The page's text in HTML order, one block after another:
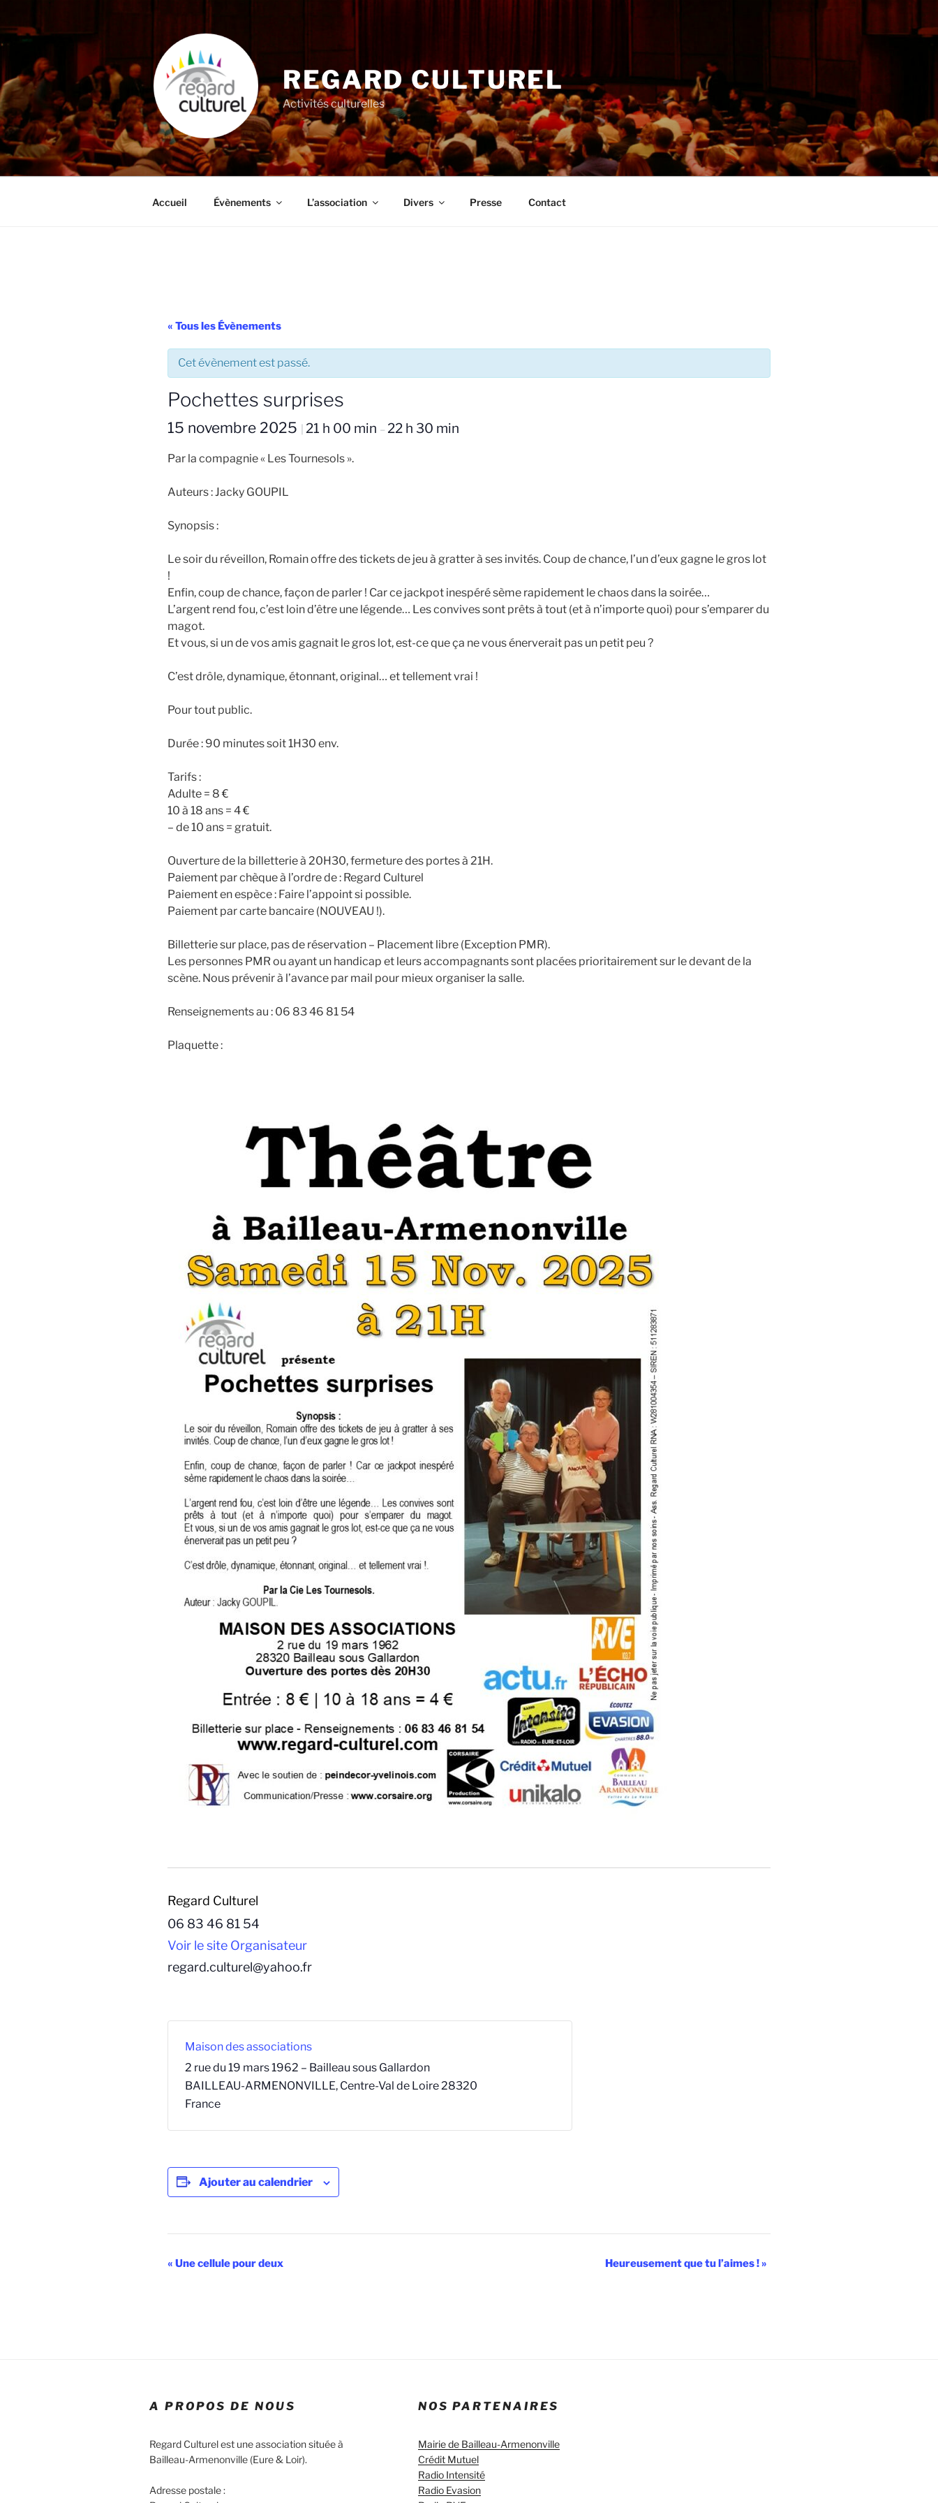
au
contenu
principal
REGARD CULTUREL
Activités culturelles
Accueil Évènements L’association Divers Presse Contact
« Tous les Évènements
Cet évènement est passé.
Pochettes surprises
15 novembre 2025 21 h 00 min – 22 h 30 min
Par la compagnie « Les Tournesols ».
Auteurs : Jacky GOUPIL
Synopsis :
Le soir du réveillon, Romain offre des tickets de jeu à gratter à ses invités. Coup de chance, l’un d’eux gagne le gros lot
!
Enfin, coup de chance, façon de parler ! Car ce jackpot inespéré sème rapidement le chaos dans la soirée…
L’argent rend fou, c’est loin d’être une légende… Les convives sont prêts à tout (et à n’importe quoi) pour s’emparer du
magot.
Et vous, si un de vos amis gagnait le gros lot, est-ce que ça ne vous énerverait pas un petit peu ?
C’est drôle, dynamique, étonnant, original… et tellement vrai !
Pour tout public.
Durée : 90 minutes soit 1H30 env.
Tarifs :
Adulte = 8 €
10 à 18 ans = 4 €
– de 10 ans = gratuit.
Ouverture de la billetterie à 20H30, fermeture des portes à 21H.
Paiement par chèque à l’ordre de : Regard Culturel
Paiement en espèce : Faire l’appoint si possible.
Paiement par carte bancaire (NOUVEAU !).
Billetterie sur place, pas de réservation – Placement libre (Exception PMR).
Les personnes PMR ou ayant un handicap et leurs accompagnants sont placées prioritairement sur le devant de la
scène. Nous prévenir à l’avance par mail pour mieux organiser la salle.
Renseignements au : 06 83 46 81 54
Plaquette :
Regard Culturel
06 83 46 81 54
Voir le site Organisateur
regard.culturel@yahoo.fr
Maison des associations
2 rue du 19 mars 1962 – Bailleau sous Gallardon
BAILLEAU-ARMENONVILLE, Centre-Val de Loire28320
France
Ajouter au calendrier
N
i
n
v
« Une cellule pour deux Heureusement que tu l’aimes ! »
A PROPOS DE NOUS
Regard Culturel est une association située à
Bailleau-Armenonville (Eure & Loir).
Adresse postale :
NOS PARTENAIRES
Mairie de Bailleau-Armenonville
Crédit Mutuel
Radio Intensité
Radio Evasion